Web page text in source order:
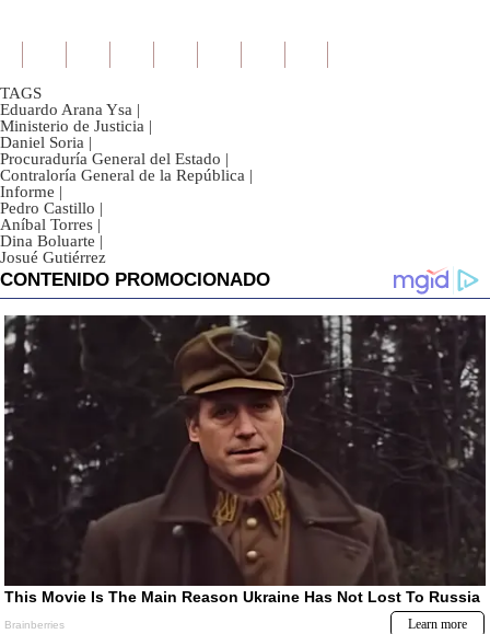
TAGS
Eduardo Arana Ysa |
Ministerio de Justicia |
Daniel Soria |
Procuraduría General del Estado |
Contraloría General de la República |
Informe |
Pedro Castillo |
Aníbal Torres |
Dina Boluarte |
Josué Gutiérrez